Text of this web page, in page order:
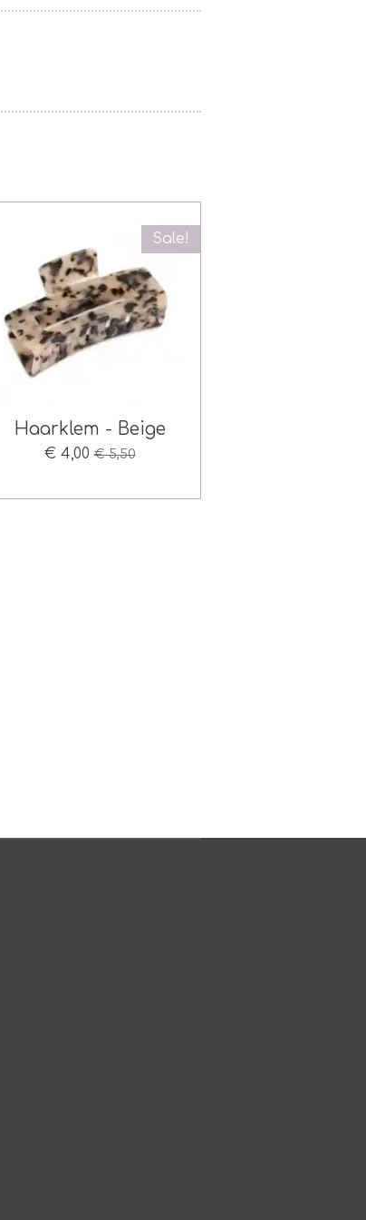
Sale!
Haarklem - Beige
€ 4,00 € 5,50